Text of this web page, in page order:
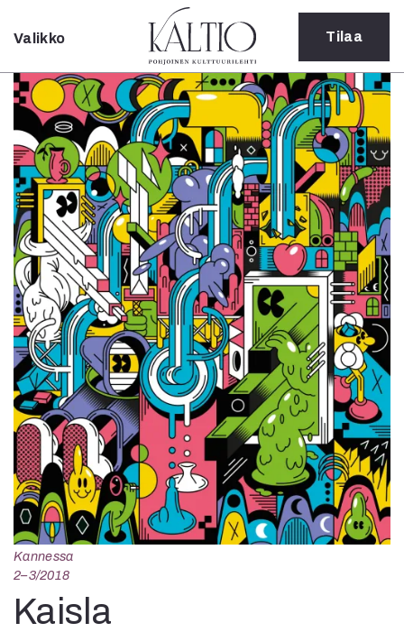
Sulje
Kategoriat
Verkkoartikkeli
Teatteri
Tanssi
Tanssi
Sarjakuva
Sámegillii
Pääkirjoitus
Paperilehdestä
Oulu2026
Näyttelyt
Musiikki
Levyt
Kuvataide
Kirjat
In English
Esitystaide
Arkisto
Lehdet
Valikko Tilaa
Kannessa
2–3/2018
Kaisla